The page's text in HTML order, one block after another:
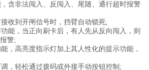
含非法闯入、反闯入、尾随、通行超时报警
收到开闸信号时，挡臂自动锁死;
能，当正向刷卡后，有人先从反向闯入，则
警;
，高亮度指示灯加上其人性化的提示功能，
，轻松通过拨码或外接手动按钮控制;